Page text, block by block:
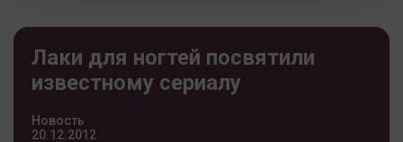
Лаки для ногтей посвятили
известному сериалу
Новость
20.12.2012